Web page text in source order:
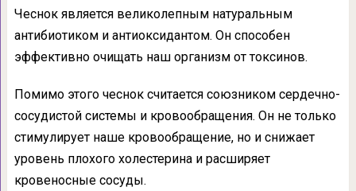
Чеснок является великолепным натуральным
антибиотиком и антиоксидантом. Он способен
эффективно очищать наш организм от токсинов.
Помимо этого чеснок считается союзником сердечно-
сосудистой системы и кровообращения. Он не только
стимулирует наше кровообращение, но и снижает
уровень плохого холестерина и расширяет
кровеносные сосуды.